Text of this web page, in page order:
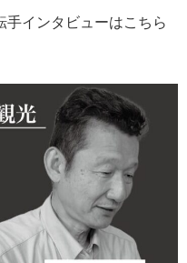
手インタビューはこちら